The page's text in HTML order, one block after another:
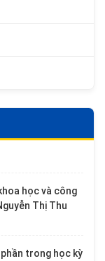
học và công
Thị Thu
trong học kỳ